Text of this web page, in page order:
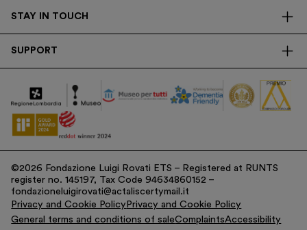
Transparency
Research
STAY IN TOUCH
SUPPORT
Corporate
Donations
Tax Contribution
©2026 Fondazione Luigi Rovati ETS – Registered at RUNTS
register no. 145197, Tax Code 94634860152 –
fondazioneluigirovati@actaliscertymail.it
Privacy and Cookie Policy Privacy and Cookie Policy
General terms and conditions of saleComplaintsAccessibility